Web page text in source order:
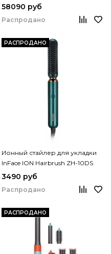
58090 руб
Распродано
РАСПРОДАНО
Ионный стайлер для укладки
InFace ION Hairbrush ZH-10DS
3490 руб
Распродано
РАСПРОДАНО